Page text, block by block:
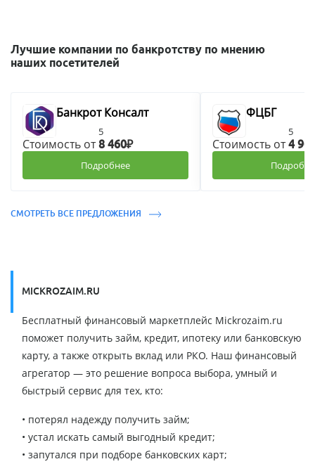
Лучшие компании по банкротству по мнению
наших посетителей
Банкрот Консалт
5
Стоимость от8 460₽
Подробнее
ФЦБГ
5
Стоимость от4
СМОТРЕТЬ ВСЕ ПРЕДЛОЖЕНИЯ
MICKROZAIM.RU
Бесплатный финансовый маркетплейс Mickrozaim.ru
поможет получить займ, кредит, ипотеку или банковскую
карту, а также открыть вклад или РКО. Наш финансовый
агрегатор — это решение вопроса выбора, умный и
быстрый сервис для тех, кто:
• потерял надежду получить займ;
• устал искать самый выгодный кредит;
• запутался при подборе банковских карт;